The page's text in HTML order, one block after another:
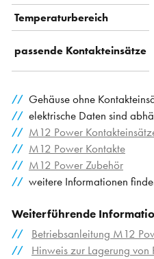
Temperaturbereich
passende Kontakteinsätze
Gehäuse ohne
elektrische Daten sind
M12 Power
M12 Power Kontakte
M12 Power Zubehör
weitere Informationen
Weiterführende
Betriebsanleitung M12
Hinweis zur Lagerung